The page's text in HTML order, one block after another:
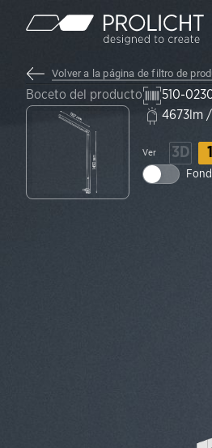
Contenido
Volver a la página de filtro de
Boceto del producto
510-
4673lm
Ver 3D 1